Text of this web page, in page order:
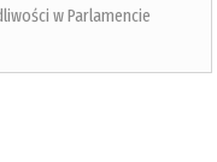
w Parlamencie